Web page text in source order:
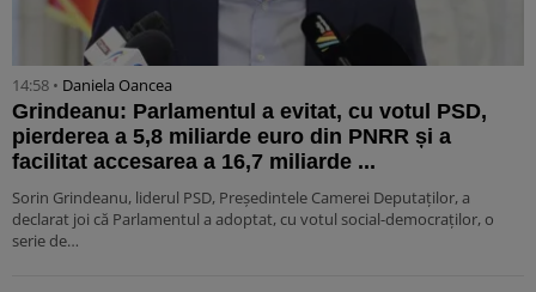
14:58 • Daniela Oancea
Grindeanu: Parlamentul a evitat, cu votul PSD,
pierderea a 5,8 miliarde euro din PNRR și a
facilitat accesarea a 16,7 miliarde ...
Sorin Grindeanu, liderul PSD, Preşedintele Camerei Deputaţilor, a
declarat joi că Parlamentul a adoptat, cu votul social-democraților, o
serie de…